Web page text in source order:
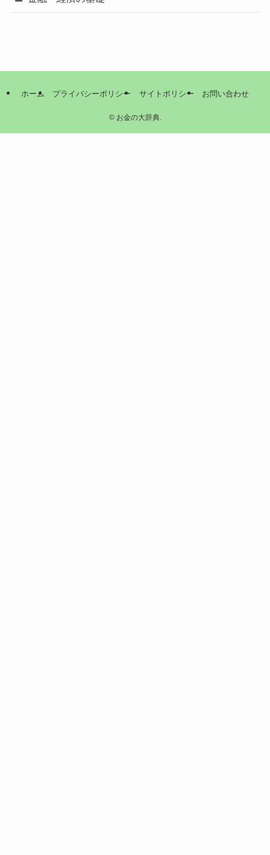
ホーム プライバシーポリシー サイトポリシー お問い合わせ
©お金の大辞典.